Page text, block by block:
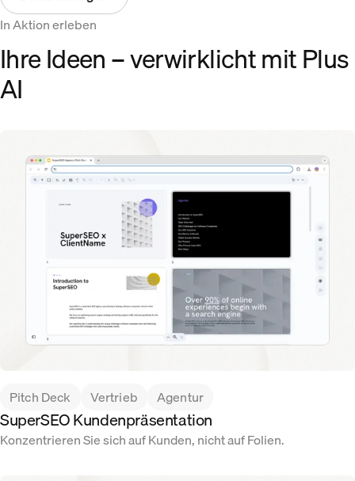
In Aktion erleben
Ihre Ideen – verwirklicht mit Plus
AI
Pitch Deck Vertrieb Agentur
SuperSEO Kundenpräsentation
Konzentrieren Sie sich auf Kunden, nicht auf Folien.